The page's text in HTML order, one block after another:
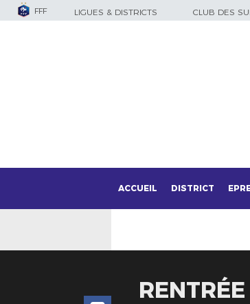
FFF LIGUES & DISTRICTS CLUB DES
ACCUEIL DISTRICT